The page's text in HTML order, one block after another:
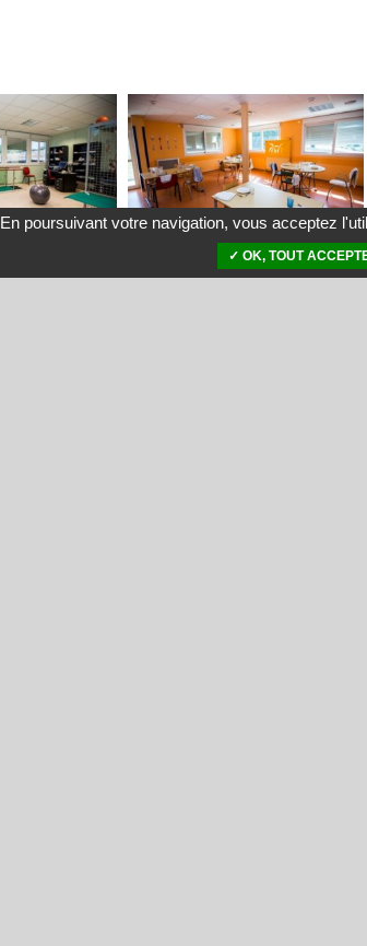
En poursuivant votre navigation, vous acceptez
✓ OK, TOUT